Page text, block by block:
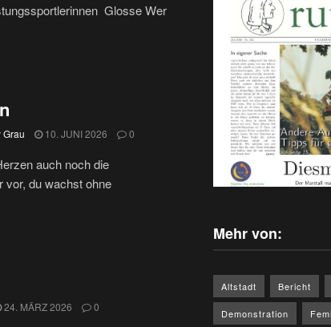
Glosse Wer
Grau 10. JUNI 2026 0
auch noch die
du wachst ohne
24. MÄRZ 2026 0
Mehr von:
Altstadt Bericht
Demonstration